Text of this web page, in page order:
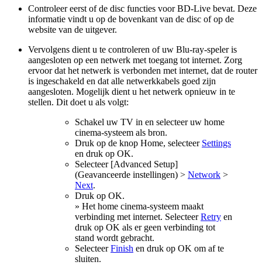
Controleer eerst of de disc functies voor BD-Live bevat. Deze
informatie vindt u op de bovenkant van de disc of op de
website van de uitgever.
Vervolgens dient u te controleren of uw Blu-ray-speler is
aangesloten op een netwerk met toegang tot internet. Zorg
ervoor dat het netwerk is verbonden met internet, dat de router
is ingeschakeld en dat alle netwerkkabels goed zijn
aangesloten. Mogelijk dient u het netwerk opnieuw in te
stellen. Dit doet u als volgt:
Schakel uw TV in en selecteer uw home
cinema-systeem als bron.
Druk op de knop Home, selecteer Settings
en druk op OK.
Selecteer [Advanced Setup]
(Geavanceerde instellingen) > Network >
Next.
Druk op OK.
» Het home cinema-systeem maakt
verbinding met internet. SelecteerRetry en
druk op OK als er geen verbinding tot
stand wordt gebracht.
SelecteerFinish en druk op OK om af te
sluiten.